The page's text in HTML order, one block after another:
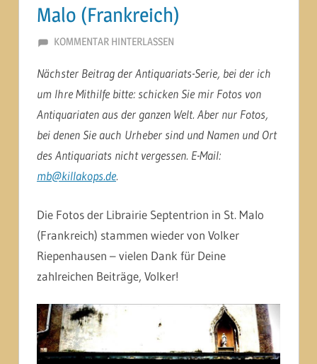
Malo (Frankreich)
28. FEBRUAR 2014
MARTINA BERG
KOMMENTAR HINTERLASSEN
Nächster Beitrag der Antiquariats-Serie, bei der ich
um Ihre Mithilfe bitte: schicken Sie mir Fotos von
Antiquariaten aus der ganzen Welt. Aber nur Fotos,
bei denen Sie auch Urheber sind und Namen und Ort
des Antiquariats nicht vergessen. E-Mail:
mb@killakops.de.
Die Fotos der Librairie Septentrion in St. Malo
(Frankreich) stammen wieder von Volker
Riepenhausen – vielen Dank für Deine
zahlreichen Beiträge, Volker!